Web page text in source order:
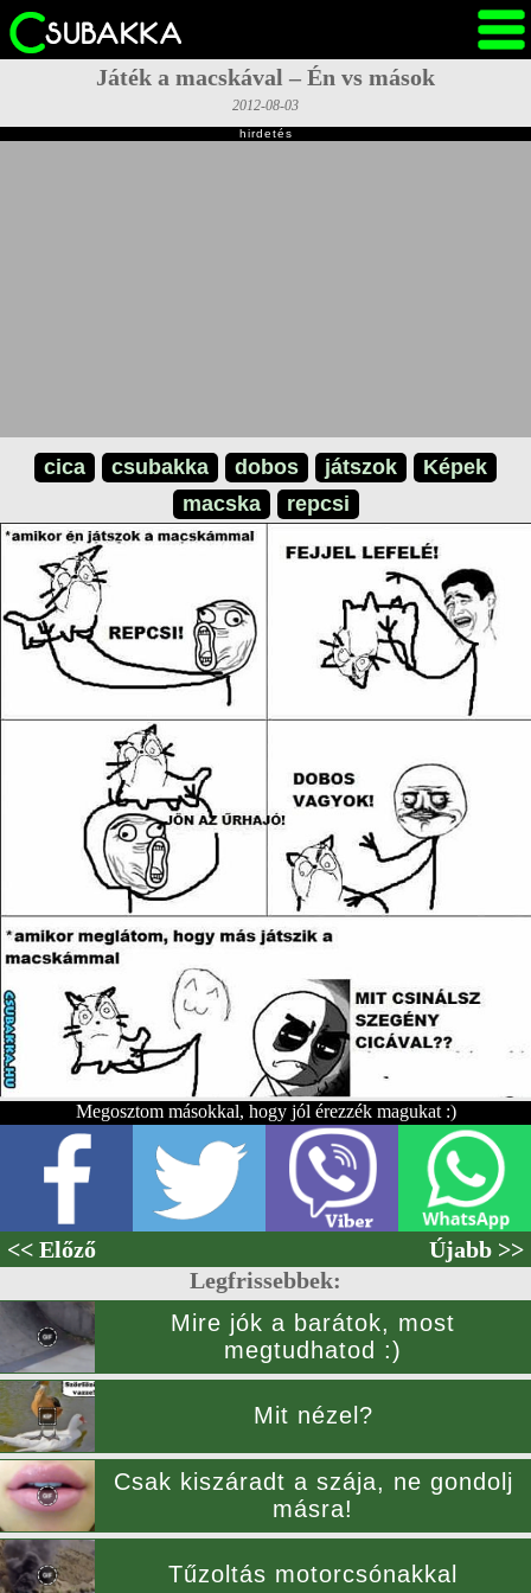
Játék a macskával – Én vs mások
2012-08-03
hirdetés
cica csubakka dobos játszok
Képek
macska
repcsi
Megosztom másokkal, hogy jól érezzék magukat :)
<< Előző
Újabb >>
Legfrissebbek:
Mire jók a barátok, most
megtudhatod :)
Mit nézel?
Csak kiszáradt a szája, ne gondolj
másra!
Tűzoltás motorcsónakkal